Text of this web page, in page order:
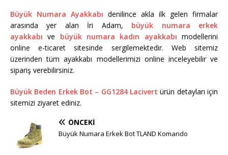
Büyük Numara Ayakkabı denilince akla ilk gelen firmalar
arasında yer alan İri Adam, büyük numara erkek
ayakkabı ve büyük numara kadın ayakkabı modellerini
online e-ticaret sitesinde sergilemektedir. Web sitemiz
üzerinden tüm ayakkabı modellerimizi online inceleyebilir ve
sipariş verebilirsiniz.
Büyük Beden Erkek Bot – GG1284 Lacivert ürün detayları için
sitemizi ziyaret ediniz.
ÖNCEKI
Büyük Numara Erkek Bot TLAND Komando